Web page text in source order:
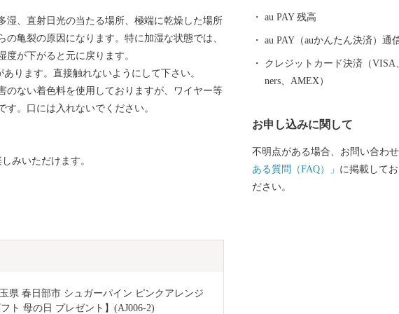
湿、直射日光の当たる場所、極端に乾燥した場所
亀裂の原因になります。特に加湿な状態では、
が下がると元に戻ります。
ります。直接触れないようにして下さい。
のない着色料を使用しておりますが、ワイヤー等
。口には入れないでください。
みいただけます。
県 春日部市 シュガーパイン ピンクアレンジ
ト 母の日 プレゼント】(AJ006-2)
る「春日部藤まつり」や、100畳
空を勇壮に舞う「大凧あげ祭り
彩なイベントなど、豊富な観光
au PAY 残高
au PAY（auかんたん決済）通
クレジットカード決済（VISA
ners、AMEX）
お申し込みに関して
不明点がある場合、お問い合わ
ある質問（FAQ）」 に掲載して
ださい。